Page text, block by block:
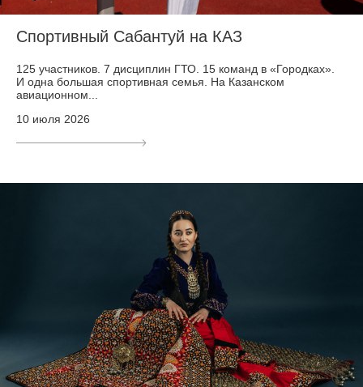
Спортивный Сабантуй на КАЗ
125 участников. 7 дисциплин ГТО. 15 команд в «Городках».
И одна большая спортивная семья. На Казанском
авиационном...
10 июля 2026